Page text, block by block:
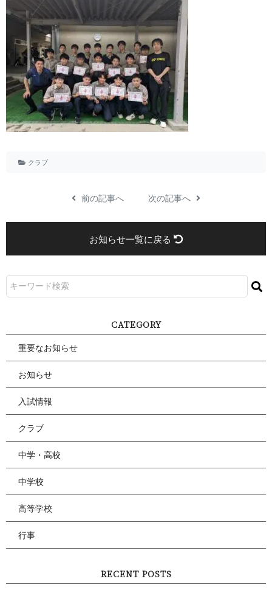
クラブ
前の記事へ 次の記事へ
お知らせ一覧に戻る
CATEGORY
重要なお知らせ
お知らせ
入試情報
クラブ
中学・高校
中学校
高等学校
行事
RECENT POSTS